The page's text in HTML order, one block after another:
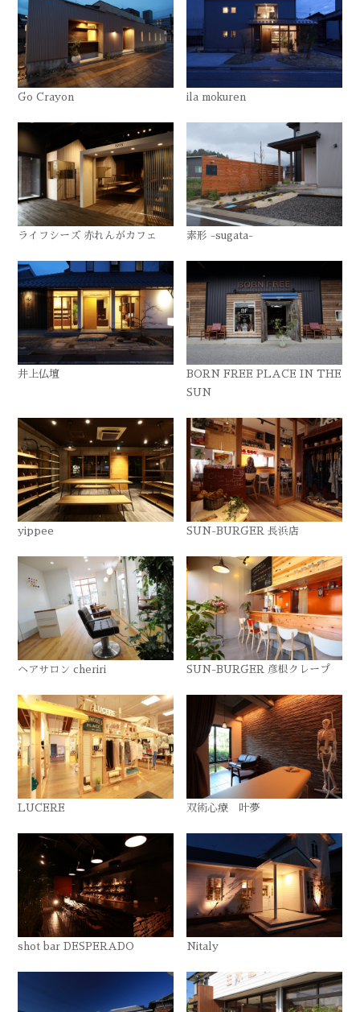
Go Crayon ila mokuren
ライフシーズ 赤れんがカフェ 素形 -sugata-
井上仏壇
BORN FREE PLACE IN THE
SUN
yippee SUN-BURGER 長浜店
ヘアサロン cheriri SUN-BURGER 彦根クレープ
LUCERE 双術心療 叶夢
shot bar DESPERADO Nitaly